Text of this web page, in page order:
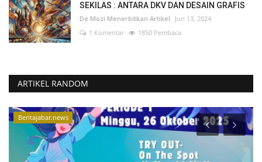
SEKILAS : ANTARA DKV DAN DESAIN GRAFIS
De Mozi Menerbitkan Artikel
Jun 13, 2024
1 Komentar
1850 Pembaca
ARTIKEL RANDOM
Beritajabar.news